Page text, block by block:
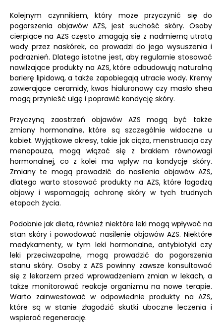
Kolejnym czynnikiem, który może przyczynić się do
pogorszenia objawów AZS, jest suchość skóry. Osoby
cierpiące na AZS często zmagają się z nadmierną utratą
wody przez naskórek, co prowadzi do jego wysuszenia i
podrażnień. Dlatego istotne jest, aby regularnie stosować
nawilżające produkty na AZS, które odbudowują naturalną
barierę lipidową, a także zapobiegają utracie wody. Kremy
zawierające ceramidy, kwas hialuronowy czy masło shea
mogą przynieść ulgę i poprawić kondycję skóry.
Przyczyną zaostrzeń objawów AZS mogą być także
zmiany hormonalne, które są szczególnie widoczne u
kobiet. Wyjątkowe okresy, takie jak ciąża, menstruacja czy
menopauza, mogą wiązać się z brakiem równowagi
hormonalnej, co z kolei ma wpływ na kondycję skóry.
Zmiany te mogą prowadzić do nasilenia objawów AZS,
dlatego warto stosować produkty na AZS, które łagodzą
objawy i wspomagają ochronę skóry w tych trudnych
etapach życia.
Podobnie jak dieta, również niektóre leki mogą wpływać na
stan skóry i powodować nasilenie objawów AZS. Niektóre
medykamenty, w tym leki hormonalne, antybiotyki czy
leki przeciwzapalne, mogą prowadzić do pogorszenia
stanu skóry. Osoby z AZS powinny zawsze konsultować
się z lekarzem przed wprowadzeniem zmian w lekach, a
także monitorować reakcje organizmu na nowe terapie.
Warto zainwestować w odpowiednie produkty na AZS,
które są w stanie złagodzić skutki uboczne leczenia i
wspierać regenerację.